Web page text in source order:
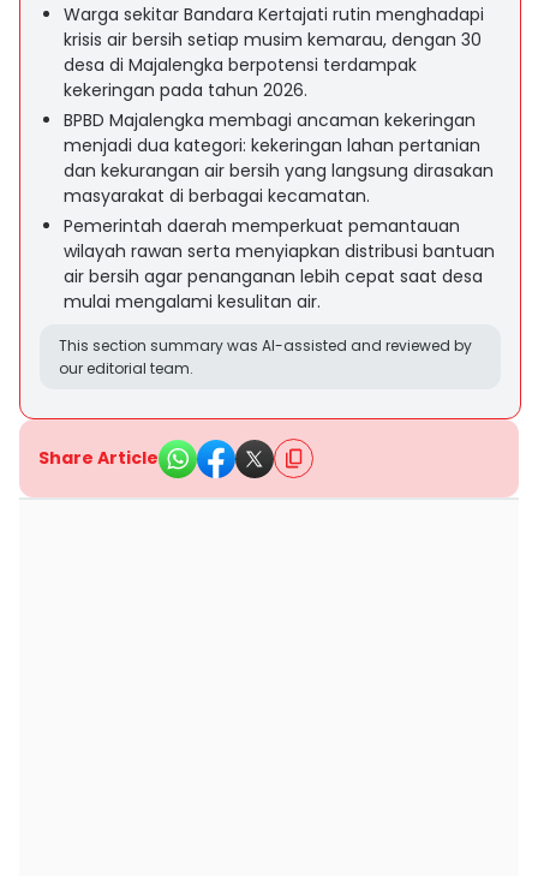
Warga sekitar Bandara Kertajati rutin menghadapi
krisis air bersih setiap musim kemarau, dengan 30
desa di Majalengka berpotensi terdampak
kekeringan pada tahun 2026.
BPBD Majalengka membagi ancaman kekeringan
menjadi dua kategori: kekeringan lahan pertanian
dan kekurangan air bersih yang langsung dirasakan
masyarakat di berbagai kecamatan.
Pemerintah daerah memperkuat pemantauan
wilayah rawan serta menyiapkan distribusi bantuan
air bersih agar penanganan lebih cepat saat desa
mulai mengalami kesulitan air.
This section summary was AI-assisted and reviewed by
our editorial team.
Share Article